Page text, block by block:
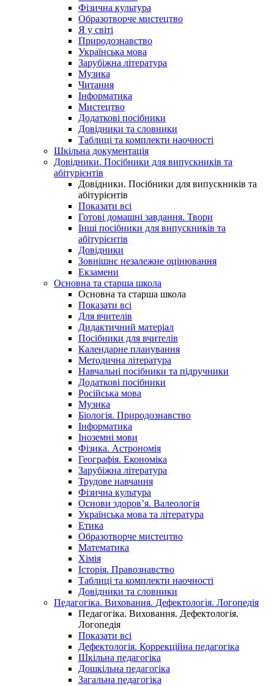
Фізична культура
Образотворче мистецтво
Я у світі
Природознавство
Українська мова
Зарубіжна література
Музика
Читання
Інформатика
Мистецтво
Додаткові посібники
Довідники та словники
Таблиці та комплекти наочності
Шкільна документація
Довідники. Посібники для випускників та
абітурієнтів
Довідники. Посібники для випускників та
абітурієнтів
Показати всі
Готові домашні завдання. Твори
Інші посібники для випускників та
абітурієнтів
Довідники
Зовнішнє незалежне оцінювання
Екзамени
Основна та старша школа
Основна та старша школа
Показати всі
Для вчителів
Дидактичний матеріал
Посібники для вчителів
Календарне планування
Методична література
Навчальні посібники та підручники
Додаткові посібники
Російська мова
Музика
Біологія. Природознавство
Інформатика
Іноземні мови
Фізика. Астрономія
Географія. Економіка
Зарубіжна література
Трудове навчання
Фізична культура
Основи здоров’я. Валеологія
Українська мова та література
Етика
Образотворче мистецтво
Математика
Хімія
Історія. Правознавство
Таблиці та комплекти наочності
Довідники та словники
Педагогіка. Виховання. Дефектологія. Логопедія
Педагогіка. Виховання. Дефектологія.
Логопедія
Показати всі
Дефектологія. Коррекційна педагогіка
Шкільна педагогіка
Дошкільна педагогіка
Загальна педагогіка